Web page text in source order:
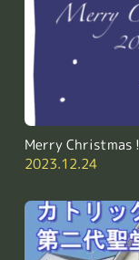
Merry Christmas !
2023.12.24